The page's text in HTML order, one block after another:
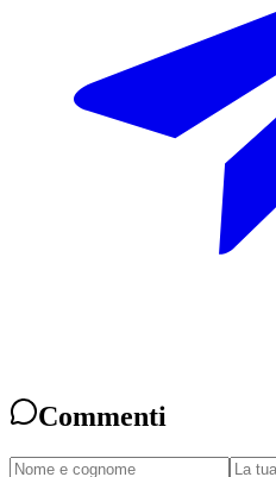
Commenti